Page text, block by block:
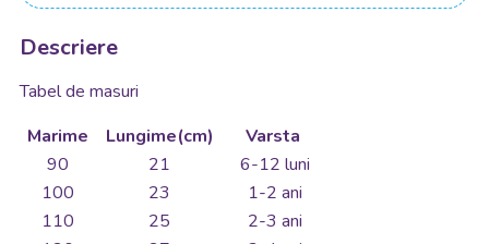
Descriere
Tabel de masuri
Marime
Lungime(cm)
Varsta
90
21
6-12 luni
100
23
1-2 ani
110
25
2-3 ani